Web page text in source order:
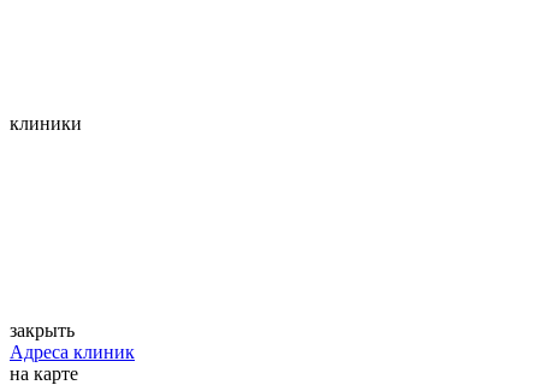
клиники
закрыть
Адреса клиник
на карте